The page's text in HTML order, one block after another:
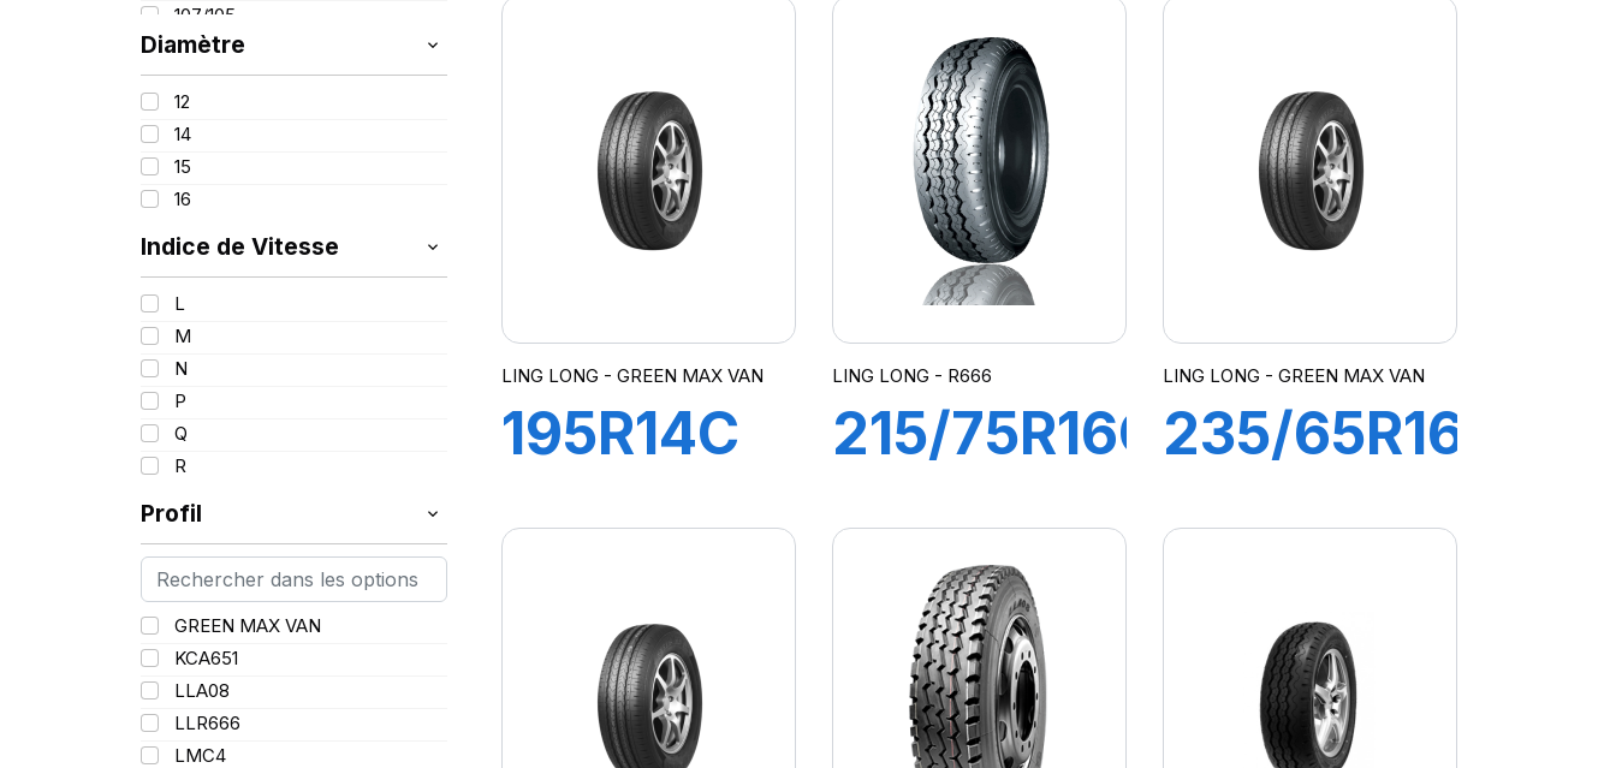
107/105
112/110
115/113
117/114
118/114
121/120
122/118
Diamètre
12
14
15
16
Indice de Vitesse
L
M
N
P
Q
R
Profil
GREEN MAX VAN
KCA651
LLA08
LLR666
LMC4
GREEN-
MAX VAN
107/105R
GREEN-
MAX VAN
GREEN-
MAX VAN
LING LONG - GREEN MAX VAN
195R14C
GREEN-
MAX VAN
LING LONG - R666
215/75R16C
117/114Q
R666
LING LONG - GREEN MAX VAN
235/65R16C
GREEN-
MAX Van